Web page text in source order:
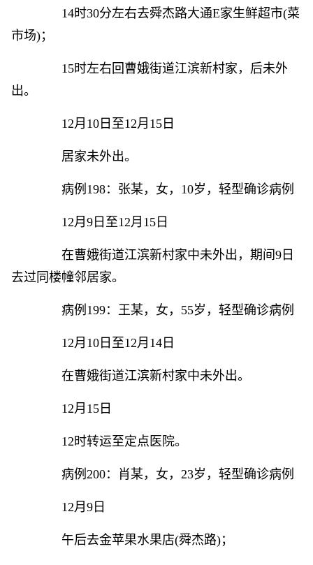
14时30分左右去舜杰路大通E家生鲜超市(菜
市场)；
15时左右回曹娥街道江滨新村家，后未外
出。
12月10日至12月15日
居家未外出。
病例198：张某，女，10岁，轻型确诊病例
12月9日至12月15日
在曹娥街道江滨新村家中未外出，期间9日
去过同楼幢邻居家。
病例199：王某，女，55岁，轻型确诊病例
12月10日至12月14日
在曹娥街道江滨新村家中未外出。
12月15日
12时转运至定点医院。
病例200：肖某，女，23岁，轻型确诊病例
12月9日
午后去金苹果水果店(舜杰路)；